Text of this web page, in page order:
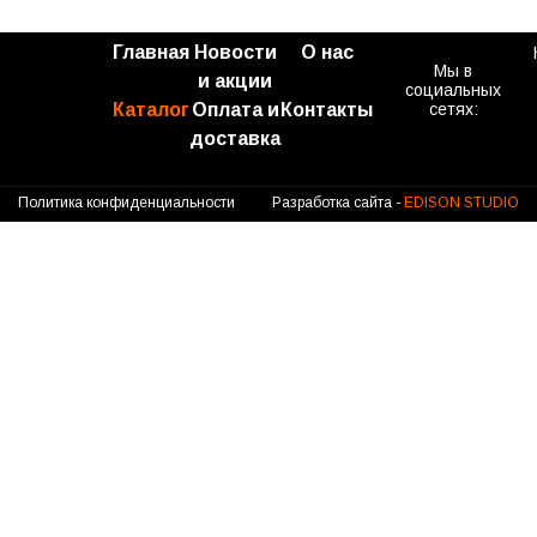
Главная
Каталог
Новости
и акции
Оплата и
доставка
О нас
Контакты
Мы в
социальных
сетях:
Политика конфиденциальности Разработка сайта - EDISON STUDIO